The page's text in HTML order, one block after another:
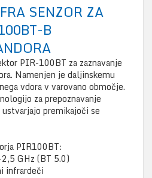
SENZOR ZA
B
PIR-100BT za zaznavanje
Namenjen je daljinskemu
vdora v varovano območje.
za prepoznavanje
premikajoči se
PIR100BT:
GHz (BT 5.0)
infrardeči